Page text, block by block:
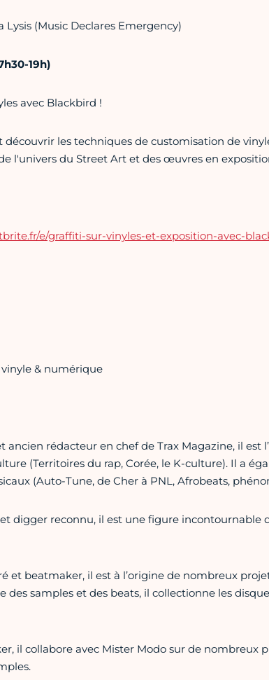
(Music Declares Emergency)
19h)
avec Blackbird !
les techniques de customisation de
l'univers du Street Art et des œuvres en
e/graffiti-sur-vinyles-et-exposition-avec-
& numérique
ancien rédacteur en chef de Trax Magazine, il est
(Territoires du rap, Corée, le K-culture). Il a
(Auto-Tune, de Cher à PNL, Afrobeats,
digger reconnu, il est une figure incontournable
et beatmaker, il est à l’origine de nombreux
des samples et des beats, il collectionne les
il collabore avec Mister Modo sur de nombreux